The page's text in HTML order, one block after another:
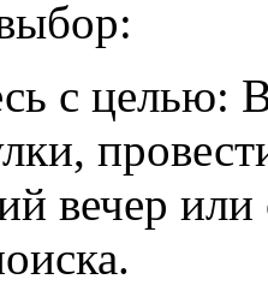
с целью:
вечер